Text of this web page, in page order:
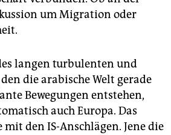
um Migration oder
langen turbulenten und
die arabische Welt gerade
Bewegungen entstehen,
auch Europa. Das
den IS-Anschlägen. Jene die